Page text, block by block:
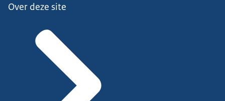
Over deze site